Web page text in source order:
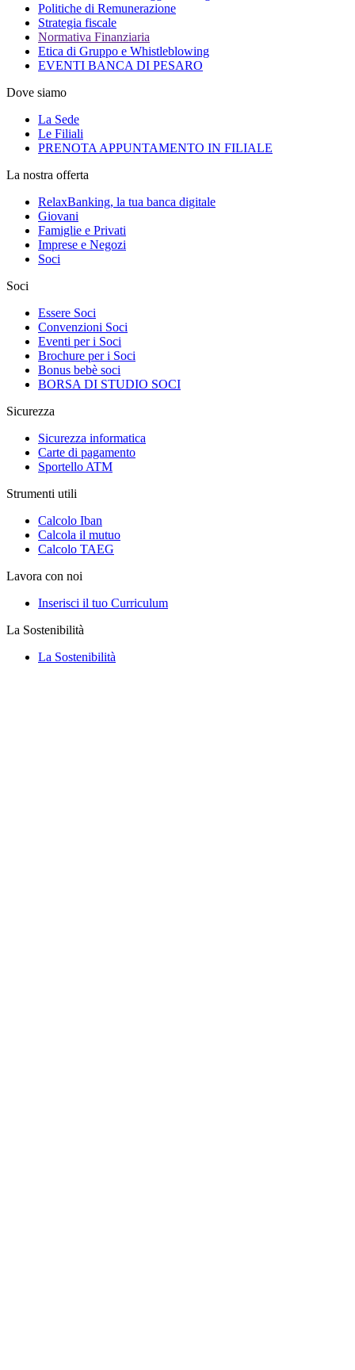
Politiche di Remunerazione
Strategia fiscale
Normativa Finanziaria
Etica di Gruppo e Whistleblowing
EVENTI BANCA DI PESARO
Dove siamo
La Sede
Le Filiali
PRENOTA APPUNTAMENTO IN FILIALE
La nostra offerta
RelaxBanking, la tua banca digitale
Giovani
Famiglie e Privati
Imprese e Negozi
Soci
Soci
Essere Soci
Convenzioni Soci
Eventi per i Soci
Brochure per i Soci
Bonus bebè soci
BORSA DI STUDIO SOCI
Sicurezza
Sicurezza informatica
Carte di pagamento
Sportello ATM
Strumenti utili
Calcolo Iban
Calcola il mutuo
Calcolo TAEG
Lavora con noi
Inserisci il tuo Curriculum
La Sostenibilità
La Sostenibilità